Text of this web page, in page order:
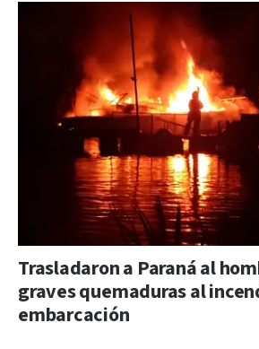
Trasladaron a Paraná al
graves quemaduras al
embarcación